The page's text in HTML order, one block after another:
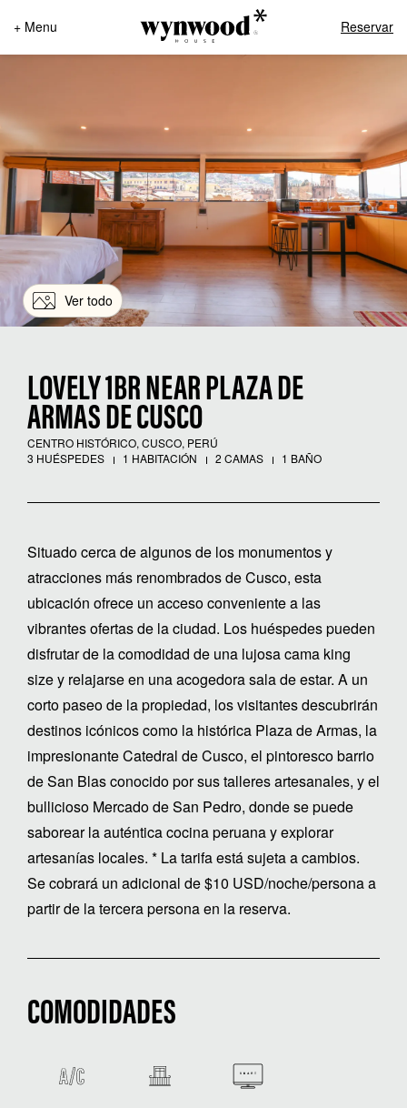
+ Menu Reservar
Ver todo
LOVELY 1BR NEAR PLAZA DE
ARMAS DE CUSCO
CENTRO HISTÓRICO, CUSCO, PERÚ
3 HUÉSPEDES
1 HABITACIÓN 2 CAMAS 1 BAÑO
Situado cerca de algunos de los monumentos y
atracciones más renombrados de Cusco, esta
ubicación ofrece un acceso conveniente a las
vibrantes ofertas de la ciudad. Los huéspedes pueden
disfrutar de la comodidad de una lujosa cama king
size y relajarse en una acogedora sala de estar. A un
corto paseo de la propiedad, los visitantes descubrirán
destinos icónicos como la histórica Plaza de Armas, la
impresionante Catedral de Cusco, el pintoresco barrio
de San Blas conocido por sus talleres artesanales, y el
bullicioso Mercado de San Pedro, donde se puede
saborear la auténtica cocina peruana y explorar
artesanías locales. * La tarifa está sujeta a cambios.
Se cobrará un adicional de $10 USD/noche/persona a
partir de la tercera persona en la reserva.
COMODIDADES